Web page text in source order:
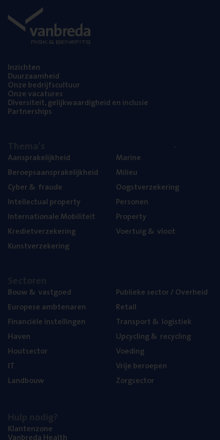
Inzich­ten
Duur­zaam­heid
Onze bedrijfs­cul­tuur
Onze vaca­tu­res
Diver­si­teit, gelijk­waar­dig­heid en inclusie
Part­ner­ships
Aan­spra­ke­lijk­heid
Beroeps­aan­spra­ke­lijk­heid
Cyber& fraude
Intel­lec­tu­al property
Inter­na­ti­o­na­le Mobiliteit
Kre­diet­ver­ze­ke­ring
Kunst­ver­ze­ke­ring
Mari­ne
Mili­eu
Oogst­ver­ze­ke­ring
Per­so­nen
Pro­per­ty
Voer­tuig& vloot
Bouw& vastgoed
Euro­pe­se ambtenaren
Finan­ci­ë­le instellingen
Haven
Hout­sec­tor
IT
Land­bouw
Publie­ke sec­tor / Overheid
Retail
Trans­port& logistiek
Upcy­cling& recycling
Voe­ding
Vrije beroe­pen
Zorg­sec­tor
Klan­ten­zo­ne
Van­b­re­da Health